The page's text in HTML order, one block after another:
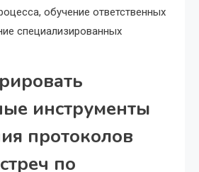
обучение ответственных
специализированных
инструменты
протоколов
по